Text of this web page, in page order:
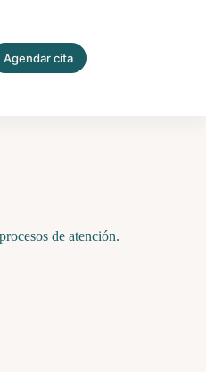
Agendar cita
de atención.